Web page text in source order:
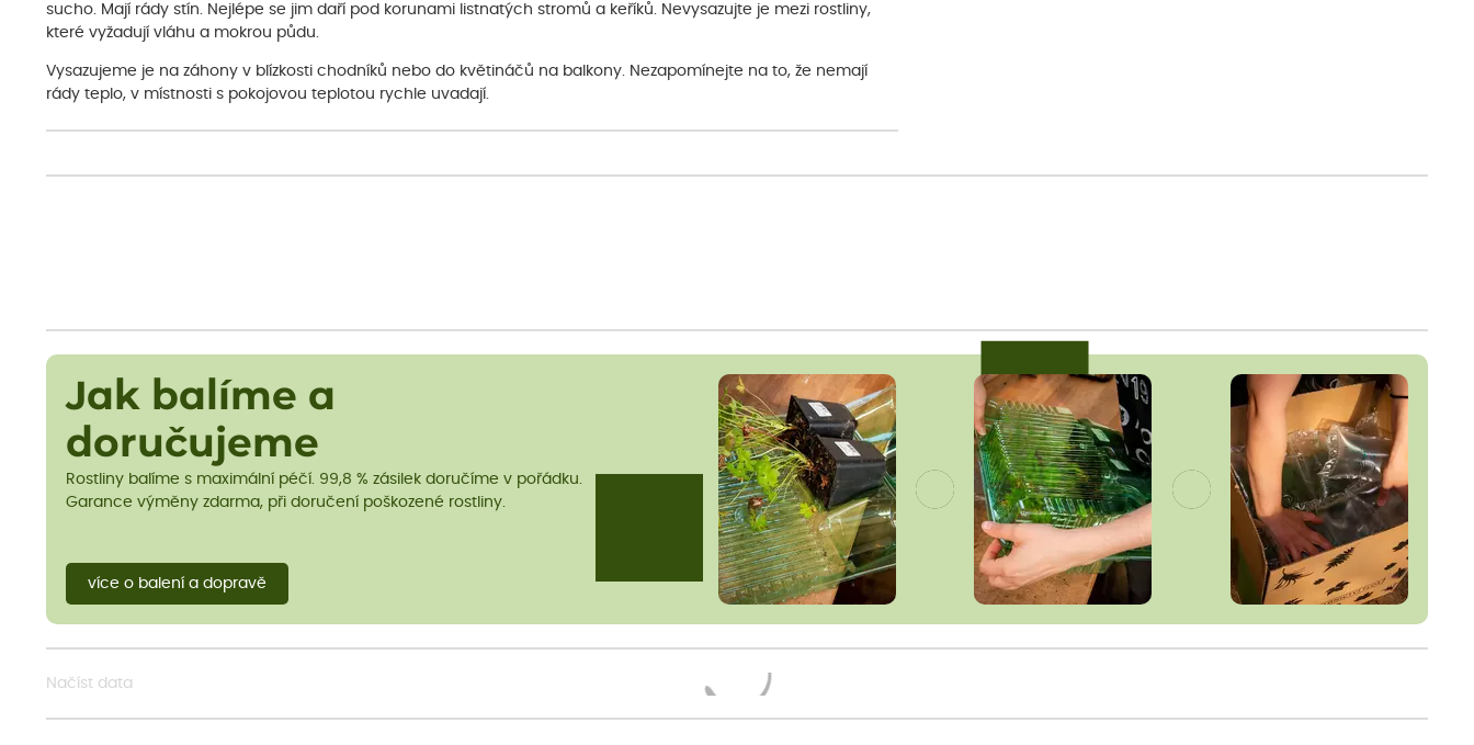
sucho. Mají rády stín. Nejlépe se jim daří pod korunami listnatých stromů a keříků. Nevysazujte je mezi rostliny,
které vyžadují vláhu a mokrou půdu.
Vysazujeme je na záhony v blízkosti chodníků nebo do květináčů na balkony. Nezapomínejte na to, že nemají
rády teplo, v místnosti s pokojovou teplotou rychle uvadají.
Jak balíme a
doručujeme
Rostliny balíme s maximální péčí. 99,8 % zásilek doručíme v pořádku.
Garance výměny zdarma, při doručení poškozené rostliny.
více o balení a dopravě
Načíst data